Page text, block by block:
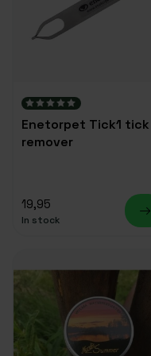
Enetorpet Tick1 tick
remover
19,95
In stock